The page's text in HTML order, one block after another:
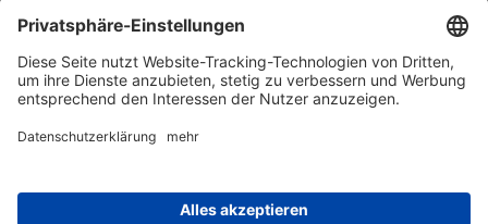
Datenschutzerklärung
Bestellung widerrufen
Mein konto
Zahlungsmöglichkeiten